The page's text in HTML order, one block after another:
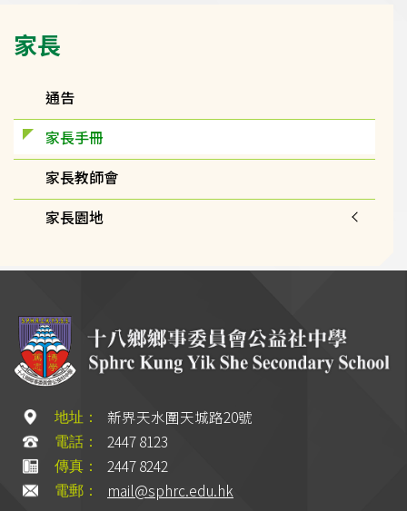
navigation
家長
通告
家長手冊
家長教師會
家長園地
地址： 新界天水圍天城路20號
電話： 2447 8123
傳真： 2447 8242
電郵： mail@sphrc.edu.hk